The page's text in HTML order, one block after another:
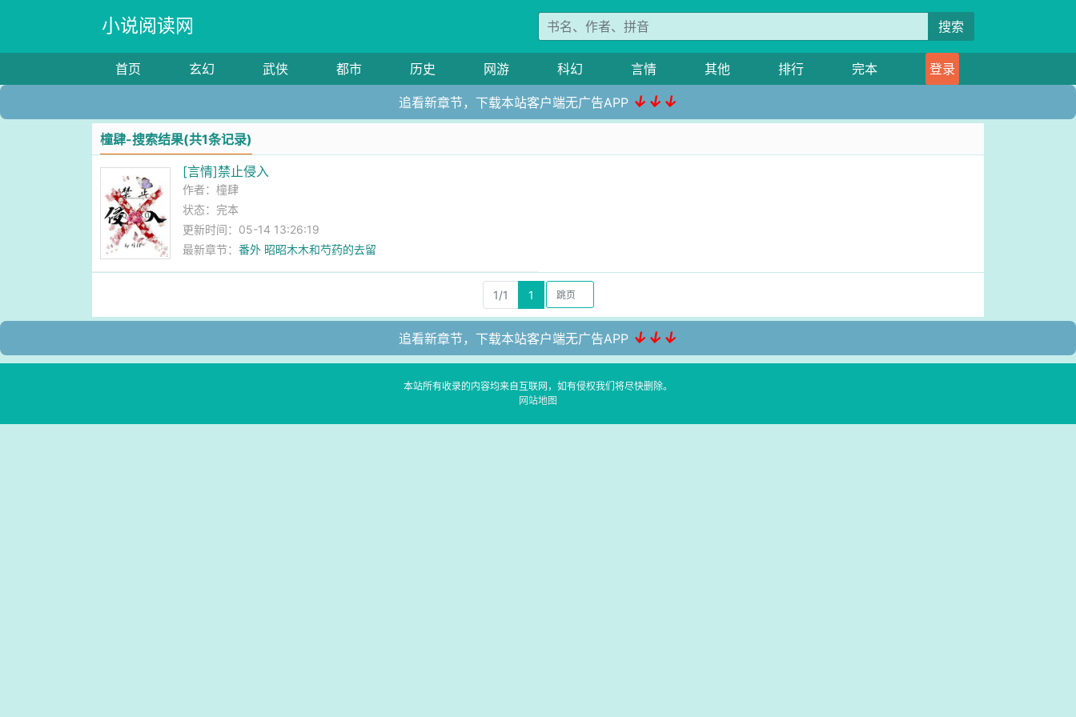
小说阅读网 搜索
首页 玄幻 武侠 都市 历史 网游 科幻 言情 其他 排行 完本 登录
追看新章节，下载本站客户端无广告APP ↓↓↓
橦肆-搜索结果(共1条记录)
[言情]禁止侵入
作者：橦肆
状态：完本
更新时间：05-14 13:26:19
最新章节：番外 昭昭木木和芍药的去留
1/1 1
追看新章节，下载本站客户端无广告APP ↓↓↓
本站所有收录的内容均来自互联网，如有侵权我们将尽快删除。
网站地图